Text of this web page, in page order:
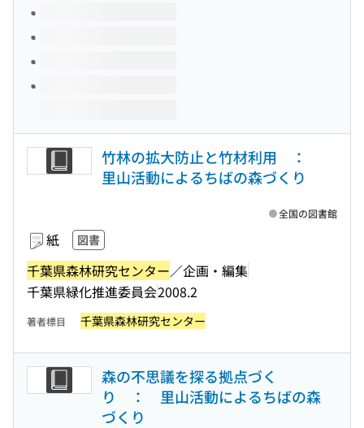
竹林の拡大防止と竹材利用 ：
里山活動によるちばの森づくり
紙 図書
千葉県森林研究センター／企画・編集
千葉県緑化推進委員会2008.2
全国の図書館
著者標目 千葉県森林研究センター
森の不思議を探る拠点づく
り ： 里山活動によるちばの森
づくり